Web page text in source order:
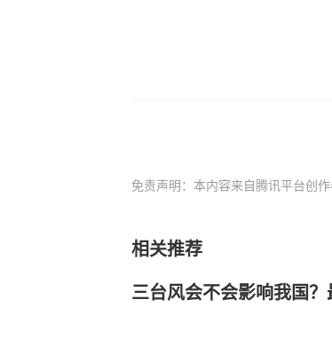
免责声明：本内容来自腾讯平台创
相关推荐
三台风会不会影响我国